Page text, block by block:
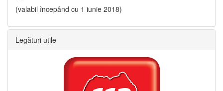
(valabil începând cu 1 iunie 2018)
Legături utile